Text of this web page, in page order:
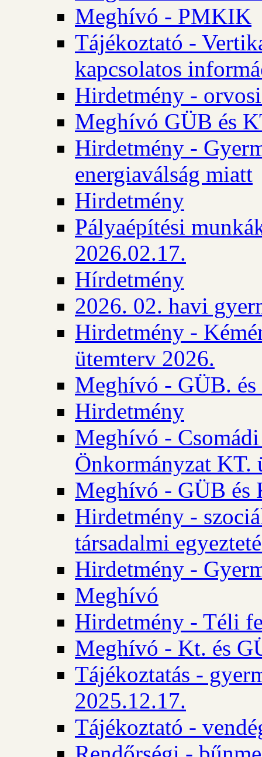
Meghívó - PMKIK
Tájékoztató -
kapcsolatos
Hirdetmény -
Meghívó GÜB és
Hirdetmény -
energiaválság miatt
Hirdetmény
Pályaépítési
2026.02.17.
Hírdetmény
2026. 02. havi
Hirdetmény -
ütemterv 2026.
Meghívó - GÜB.
Hirdetmény
Meghívó -
Önkormányzat KT.
Meghívó - GÜB és
Hirdetmény -
társadalmi
Hirdetmény -
Meghívó
Hirdetmény - Téli
Meghívó - Kt. és
Tájékoztatás -
2025.12.17.
Tájékoztató -